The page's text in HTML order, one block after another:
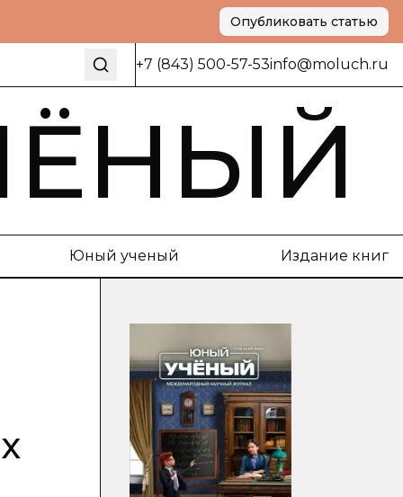
Опубликовать статью
+7 (843) 500-57-53info@moluch.ru
Юный ученый Издание книг